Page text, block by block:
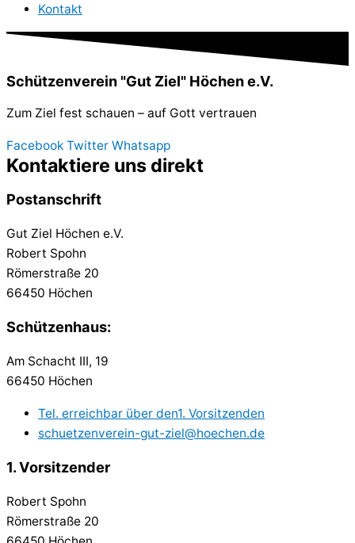
Kontakt
Schützenverein "Gut Ziel" Höchen e.V.
Zum Ziel fest schauen – auf Gott vertrauen
Facebook Twitter Whatsapp
Kontaktiere uns direkt
Postanschrift
Gut Ziel Höchen e.V.
Robert Spohn
Römerstraße 20
66450 Höchen
Schützenhaus:
Am Schacht III, 19
66450 Höchen
Tel. erreichbar über den1. Vorsitzenden
schuetzenverein-gut-ziel@hoechen.de
1. Vorsitzender
Robert Spohn
Römerstraße 20